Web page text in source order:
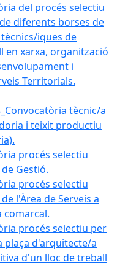
del procés selectiu
diferents borses de
iques de
en xarxa, organització
i
Territorials.
tècnic/a
i teixit productiu
procés selectiu
Gestió.
procés selectiu
l'Àrea de Serveis a
comarcal.
procés selectiu per
plaça d'arquitecte/a
d'un lloc de treball